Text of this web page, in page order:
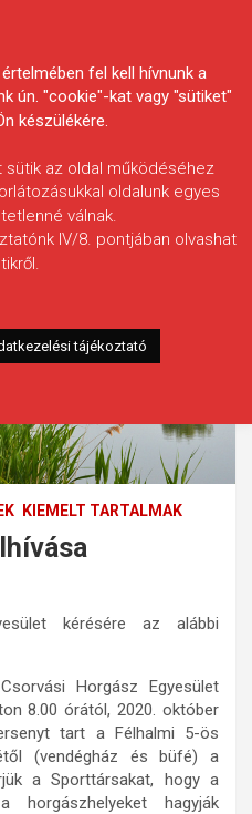
KIEMELT TARTALMAK
kérésére az alábbi
Horgász Egyesület
8.00 órától, 2020. október
tart a Félhalmi 5-ös
(vendégház és büfé) a
a Sporttársakat, hogy a
hagyják
fel kell hívnunk a
ún. "cookie"-kat vagy "sütiket"
készülékére.
sütik az oldal működéséhez
oldalunk egyes
válnak.
IV/8. pontjában olvashat
tájékoztató